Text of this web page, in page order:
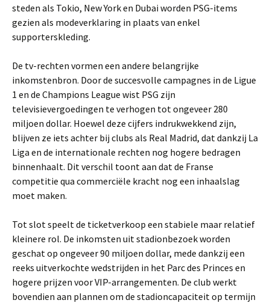
steden als Tokio, New York en Dubai worden PSG-items
gezien als modeverklaring in plaats van enkel
supporterskleding.
De tv-rechten vormen een andere belangrijke
inkomstenbron. Door de succesvolle campagnes in de Ligue
1 en de Champions League wist PSG zijn
televisievergoedingen te verhogen tot ongeveer 280
miljoen dollar. Hoewel deze cijfers indrukwekkend zijn,
blijven ze iets achter bij clubs als Real Madrid, dat dankzij La
Liga en de internationale rechten nog hogere bedragen
binnenhaalt. Dit verschil toont aan dat de Franse
competitie qua commerciële kracht nog een inhaalslag
moet maken.
Tot slot speelt de ticketverkoop een stabiele maar relatief
kleinere rol. De inkomsten uit stadionbezoek worden
geschat op ongeveer 90 miljoen dollar, mede dankzij een
reeks uitverkochte wedstrijden in het Parc des Princes en
hogere prijzen voor VIP-arrangementen. De club werkt
bovendien aan plannen om de stadioncapaciteit op termijn